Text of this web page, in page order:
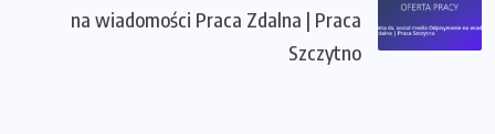
na wiadomości Praca Zdalna | Praca
Szczytno